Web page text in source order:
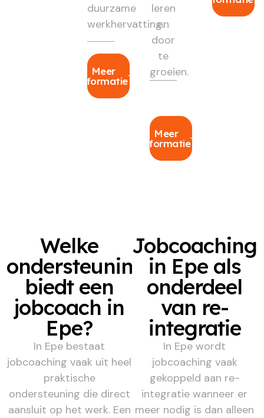
duurzame
werkhervatting.
Meer
informatie
leren
en
door
te
groeien.
Meer
informatie
Welke
ondersteuning
biedt een
jobcoach in
Epe?
In Epe bestaat
jobcoaching vaak uit heel
praktische
ondersteuning die direct
aansluit op het werk. Een
Jobcoaching
in Epe als
onderdeel
van re-
integratie
In Epe wordt
jobcoaching vaak
gekoppeld aan re-
integratie wanneer er
meer nodig is dan alleen